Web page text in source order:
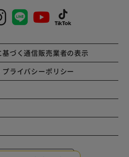
づく通信販売業者の表示
ライバシーポリシー